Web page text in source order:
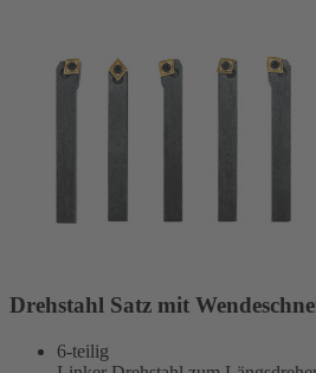
Drehstahl Satz mit
6-teilig